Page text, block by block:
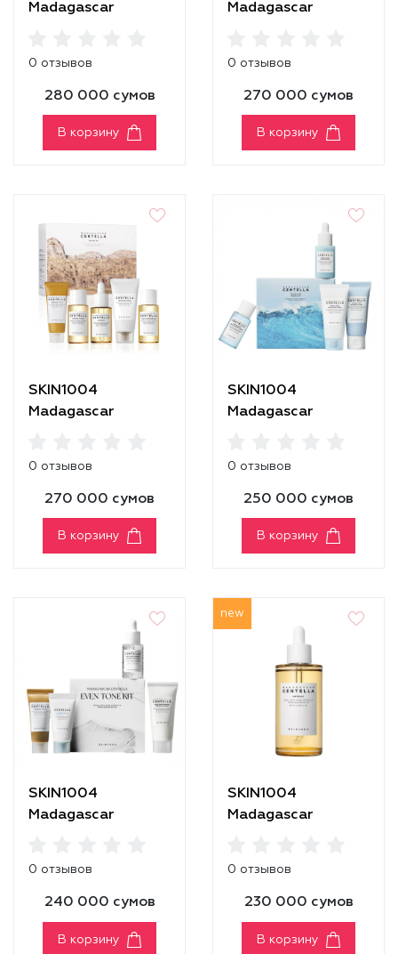
Madagascar
0 отзывов
280 000 сумов
В корзину
Madagascar
0 отзывов
270 000 сумов
В корзину
SKIN1004
Madagascar
0 отзывов
270 000 сумов
В корзину
SKIN1004
Madagascar
0 отзывов
250 000 сумов
В корзину
SKIN1004
Madagascar
0 отзывов
240 000 сумов
В корзину
new
SKIN1004
Madagascar
0 отзывов
230 000 сумов
В корзину